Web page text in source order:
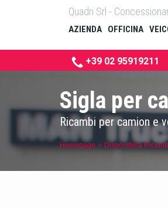
Quadri Srl -
AZIENDA OFFICINA
+39 02 95919211
Sigla per
Ricambi per camion e
Homepage Disponiblitá